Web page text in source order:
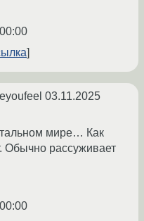
03.11.2025
мире… Как
Обычно рассуживает